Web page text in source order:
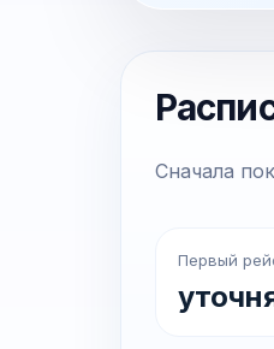
Сначала
Первый